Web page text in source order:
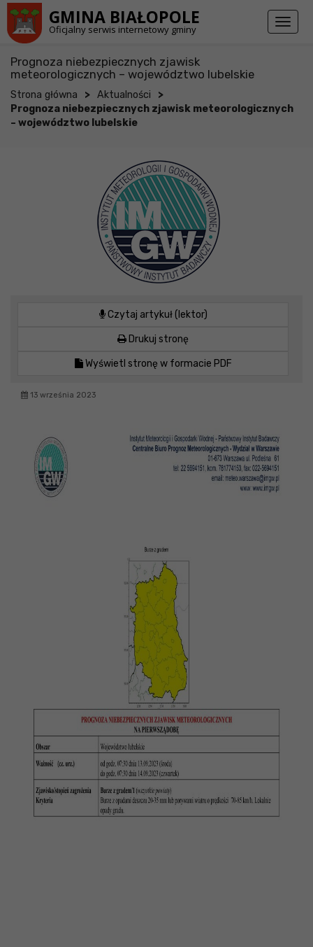
GMINA BIAŁOPOLE
Oficjalny serwis internetowy gminy
Toggle
Prognoza niebezpiecznych zjawisk
meteorologicznych – województwo lubelskie
Strona główna > Aktualności >
Prognoza niebezpiecznych zjawisk meteorologicznych
– województwo lubelskie
Czytaj artykuł (lektor)
Drukuj stronę
Wyświetl stronę w formacie PDF
13 września 2023